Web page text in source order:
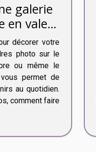
galerie
en valeur
?
décorer votre
photo sur le
ou même le
permet de
au quotidien.
comment faire